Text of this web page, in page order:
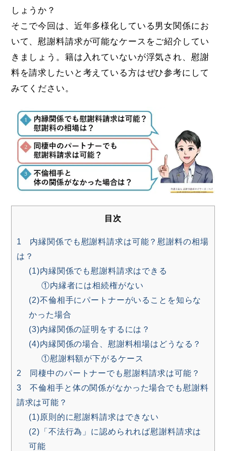
しょうか？
そこで今回は、近年多様化している男女関係にお
いて、慰謝料請求が可能なケースをご紹介してい
きましょう。籍は入れていないが浮気され、慰謝
料を請求したいと考えている方はぜひ参考にして
みてください。
目次
1 内縁関係でも慰謝料請求は可能？慰謝料の相場
は？
(1)内縁関係でも慰謝料請求はできる
①内縁者には相続権がない
(2)不倫相手にパートナーがいることを知らな
かった場合
(3)内縁関係の証明をするには？
(4)内縁関係の場合、慰謝料相場はどうなる？
①慰謝料額が下がるケース
2 同棲中のパートナーでも慰謝料請求は可能？
3 不倫相手と体の関係がなかった場合でも慰謝料
請求は可能？
(1)原則的に慰謝料請求はできない
(2)「不法行為」に認められれば慰謝料請求は
可能